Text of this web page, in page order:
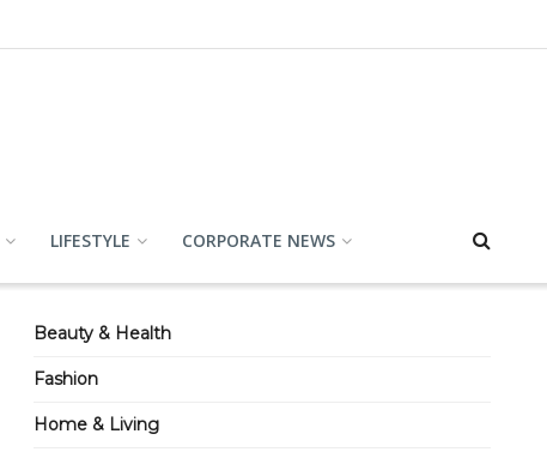
LIFESTYLE CORPORATE NEWS
Beauty & Health
Fashion
Home & Living